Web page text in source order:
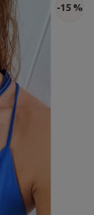
-15 %